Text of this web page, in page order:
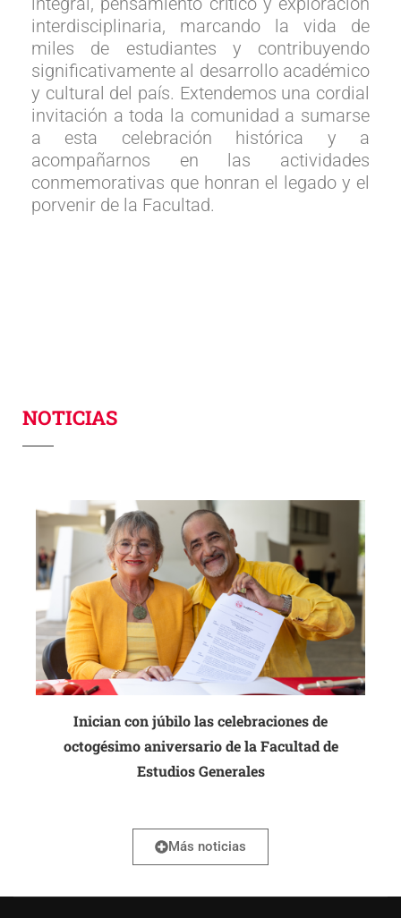
interdisciplinaria, marcando la vida de
miles de estudiantes y contribuyendo
significativamente al desarrollo académico
y cultural del país. Extendemos una cordial
invitación a toda la comunidad a sumarse
a esta celebración histórica y a
acompañarnos en las actividades
conmemorativas que honran el legado y el
porvenir de la Facultad.
NOTICIAS
Inician con júbilo las celebraciones de
octogésimo aniversario de la Facultad de
Estudios Generales
Más noticias